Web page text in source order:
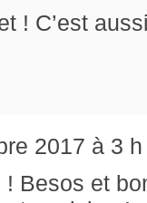
! C’est
2017 à 3
Besos et